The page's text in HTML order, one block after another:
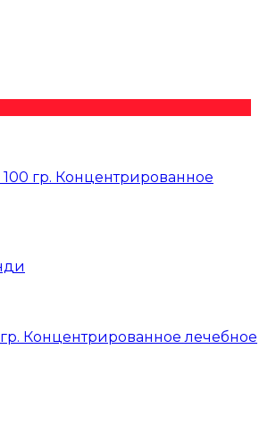
Концентрированное лечебное